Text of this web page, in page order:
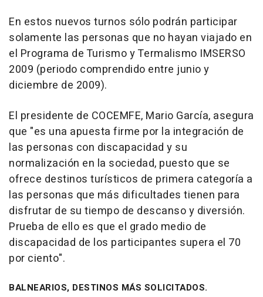
En estos nuevos turnos sólo podrán participar
solamente las personas que no hayan viajado en
el Programa de Turismo y Termalismo IMSERSO
2009 (periodo comprendido entre junio y
diciembre de 2009).
El presidente de COCEMFE, Mario García, asegura
que "es una apuesta firme por la integración de
las personas con discapacidad y su
normalización en la sociedad, puesto que se
ofrece destinos turísticos de primera categoría a
las personas que más dificultades tienen para
disfrutar de su tiempo de descanso y diversión.
Prueba de ello es que el grado medio de
discapacidad de los participantes supera el 70
por ciento".
BALNEARIOS, DESTINOS MÁS SOLICITADOS.